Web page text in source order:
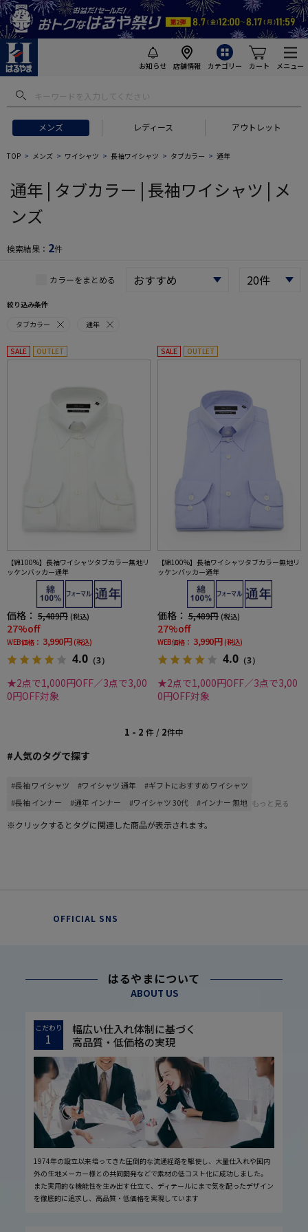
お知らせ 店舗情報 カテゴリー カート メニュー
メンズ レディース アウトレット
フトにおすすめ #セットアップ スーツ
TOP メンズ ワイシャツ 長袖ワイシャツ タブカラー 通年
通年 | タブカラー | 長袖ワイシャツ | メ
ンズ
検索結果： 2件
カラーをまとめる
絞り込み条件
タブカラー
通年
SALE OUTLET
【綿100%】長袖ワイシャツタブカラー無地リ
ッケンバッカー通年
価格： 5,489円 (税込)
27%off
WEB価格： 3,990円 (税込)
4.0 （3）
★2点で1,000円OFF／3点で3,00
0円OFF対象
SALE OUTLET
【綿100%】長袖ワイシャツタブカラー無地リ
ッケンバッカー通年
価格： 5,489円 (税込)
27%off
WEB価格： 3,990円 (税込)
4.0 （3）
★2点で1,000円OFF／3点で3,00
0円OFF対象
1 - 2 件 / 2件中
#人気のタグで探す
#長袖 ワイシャツ #ワイシャツ 通年
#ギフトにおすすめ ワイシャツ
#長袖 インナー
#通年 インナー #ワイシャツ 30代 #インナー 無地 もっと見る
※クリックするとタグに関連した商品が表示されます。
OFFICIAL SNS
はるやまについて
ABOUT US
こだわり
1
幅広い仕入れ体制に基づく
高品質・低価格の実現
1974年の設立以来培ってきた圧倒的な流通経路を駆使し、大量仕入れや国内
外の生地メーカー様との共同開発などで素材の低コスト化に成功しました。
また実用的な機能性を生み出す仕立て、ディテールにまで気を配ったデザイン
を徹底的に追求し、高品質・低価格を実現しています